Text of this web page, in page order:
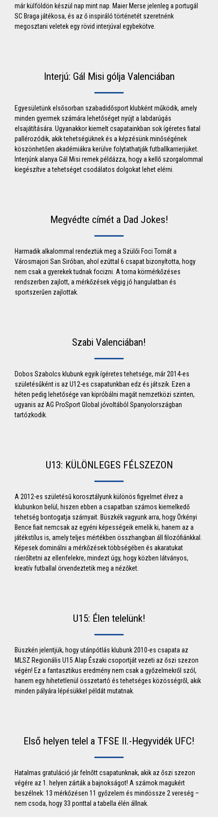
már külföldön készül nap mint nap. Maier Merse jelenleg a portugál
SC Braga játékosa, és az ő inspiráló történetét szeretnénk
megosztani veletek egy rövid interjúval egybekötve.
Interjú: Gál Misi gólja Valenciában
Egyesületünk elsősorban szabadidősport klubként működik, amely
minden gyermek számára lehetőséget nyújt a labdarúgás
elsajátítására. Ugyanakkor kiemelt csapatainkban sok ígéretes fiatal
pallérozódik, akik tehetségüknek és a képzésünk minőségének
köszönhetően akadémiákra kerülve folytathatják futballkarrierjüket.
Interjúnk alanya Gál Misi remek példázza, hogy a kellő szorgalommal
kiegészítve a tehetséget csodálatos dolgokat lehet elérni.
Megvédte címét a Dad Jokes!
Harmadik alkalommal rendeztük meg a Szülői Foci Tornát a
Városmajori San Siróban, ahol ezúttal 6 csapat bizonyította, hogy
nem csak a gyerekek tudnak focizni. A torna körmérkőzéses
rendszerben zajlott, a mérkőzések végig jó hangulatban és
sportszerűen zajlottak.
Szabi Valenciában!
Dobos Szabolcs klubunk egyik ígéretes tehetsége, már 2014-es
születésűként is az U12-es csapatunkban edz és játszik. Ezen a
héten pedig lehetősége van kipróbálni magát nemzetközi szinten,
ugyanis az AG ProSport Global jóvoltából Spanyolországban
tartózkodik.
U13: KÜLÖNLEGES FÉLSZEZON
A 2012-es születésű korosztályunk különös figyelmet élvez a
klubunkon belül, hiszen ebben a csapatban számos kiemelkedő
tehetség bontogatja szárnyait. Büszkék vagyunk arra, hogy Örkényi
Bence fiait nemcsak az egyéni képességeik emelik ki, hanem az a
játékstílus is, amely teljes mértékben összhangban áll filozófiánkkal.
Képesek dominálni a mérkőzések többségében és akaratukat
ráerőltetni az ellenfelekre, mindezt úgy, hogy közben látványos,
kreatív futballal örvendeztetik meg a nézőket.
U15: Élen telelünk!
Büszkén jelentjük, hogy utánpótlás klubunk 2010-es csapata az
MLSZ Regionális U15 Alap Északi csoportját vezeti az őszi szezon
végén! Ez a fantasztikus eredmény nem csak a győzelmekről szól,
hanem egy hihetetlenül összetartó és tehetséges közösségről, akik
minden pályára lépésükkel példát mutatnak.
Első helyen telel a TFSE II.-Hegyvidék UFC!
Hatalmas gratuláció jár felnőtt csapatunknak, akik az őszi szezon
végére az 1. helyen zárták a bajnokságot! A számok magukért
beszélnek: 13 mérkőzésen 11 győzelem és mindössze 2 vereség –
nem csoda, hogy 33 ponttal a tabella élén állnak.